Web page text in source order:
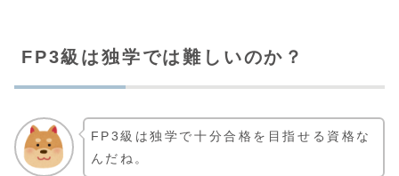
FP3級は独学では難しいのか？
FP3級は独学で十分合格を目指せる資格な
んだね。